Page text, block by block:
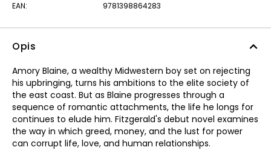
EAN: 9781398864283
Opis
Amory Blaine, a wealthy Midwestern boy set on rejecting
his upbringing, turns his ambitions to the elite society of
the east coast. But as Blaine progresses through a
sequence of romantic attachments, the life he longs for
continues to elude him. Fitzgerald's debut novel examines
the way in which greed, money, and the lust for power
can corrupt life, love, and human relationships.